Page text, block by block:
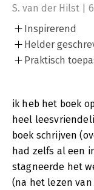
S. van der Hilst |
Inspirerend
Helder
Praktisch
ik heb het boek
heel
boek schrijven
had zelfs al een
stagneerde het
(na het lezen